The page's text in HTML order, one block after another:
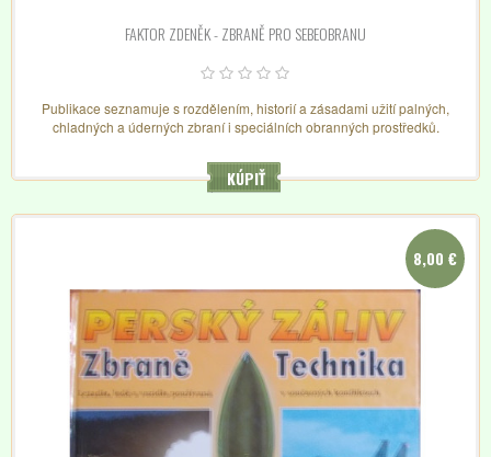
FAKTOR ZDENĚK - ZBRANĚ PRO SEBEOBRANU
Publikace seznamuje s rozdělením, historií a zásadami užití palných,
chladných a úderných zbraní i speciálních obranných prostředků.
KÚPIŤ
8,00 €